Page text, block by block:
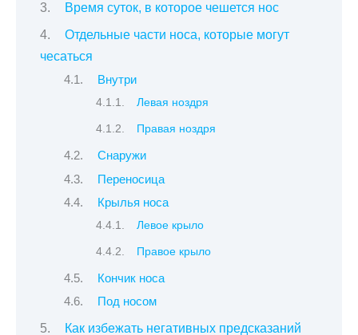
Время суток, в которое чешется нос
Отдельные части носа, которые могут
чесаться
Внутри
Левая ноздря
Правая ноздря
Снаружи
Переносица
Крылья носа
Левое крыло
Правое крыло
Кончик носа
Под носом
Как избежать негативных предсказаний